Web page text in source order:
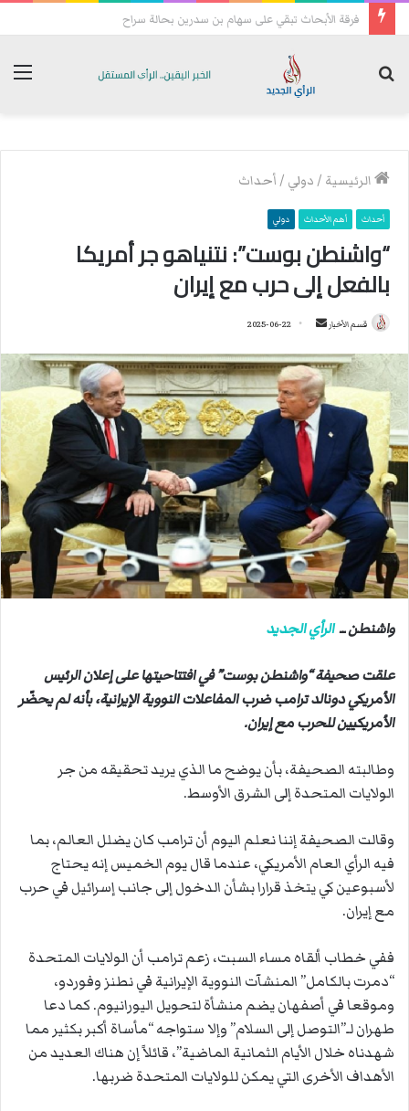
تحسبا للهجمات: فصائل عراقية تعيد رسم خريطة انتشارها الميداني
الرئيسية /دولي /أحداث
أحداث أهم الأحداث دولي
“واشنطن بوست”: نتنياهو جر أمريكا
بالفعل إلى حرب مع إيران
قسم الأخبار
س
ل
ب
ر
ي
د
إ
ل
ك
ت
و
ي
ا
2025-06-22
واشنطن ــالرأي الجديد
علقت صحيفة “واشنطن بوست” في افتتاحيتها على إعلان الرئيس
الأمريكي دونالد ترامب ضرب المفاعلات النووية الإيرانية، بأنه لم يحضّر
الأمريكيين للحرب مع إيران.
وطالبته الصحيفة، بأن يوضح ما الذي يريد تحقيقه من جر
الولايات المتحدة إلى الشرق الأوسط.
وقالت الصحيفة إننا نعلم اليوم أن ترامب كان يضلل العالم، بما
فيه الرأي العام الأمريكي، عندما قال يوم الخميس إنه يحتاج
لأسبوعين كي يتخذ قرارا بشأن الدخول إلى جانب إسرائيل في حرب
مع إيران.
ففي خطاب ألقاه مساء السبت، زعم ترامب أن الولايات المتحدة
“دمرت بالكامل” المنشآت النووية الإيرانية في نطنز وفوردو،
وموقعا في أصفهان يضم منشأة لتحويل اليورانيوم. كما دعا
طهران لـ”التوصل إلى السلام” وإلا ستواجه “مأساة أكبر بكثير مما
شهدناه خلال الأيام الثمانية الماضية”، قائلاً إن هناك العديد من
الأهداف الأخرى التي يمكن للولايات المتحدة ضربها.